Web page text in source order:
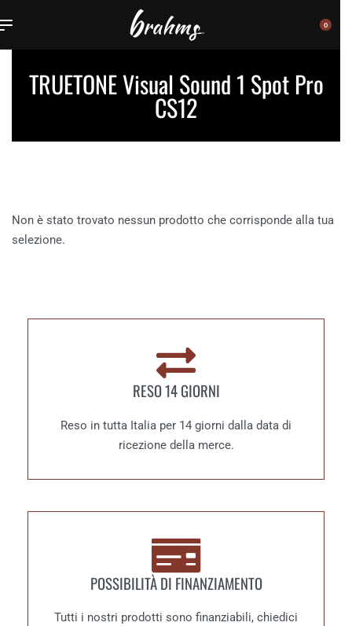
0
TRUETONE Visual Sound 1 Spot Pro
CS12
Non è stato trovato nessun prodotto che corrisponde alla tua
selezione.
RESO 14 GIORNI
Reso in tutta Italia per 14 giorni dalla data di
ricezione della merce.
POSSIBILITÀ DI FINANZIAMENTO
Tutti i nostri prodotti sono finanziabili, chiedici